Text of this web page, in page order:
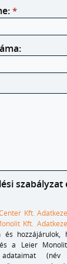
*
szabályzat
Kft.
Kft.
és
a Leier
adataimat